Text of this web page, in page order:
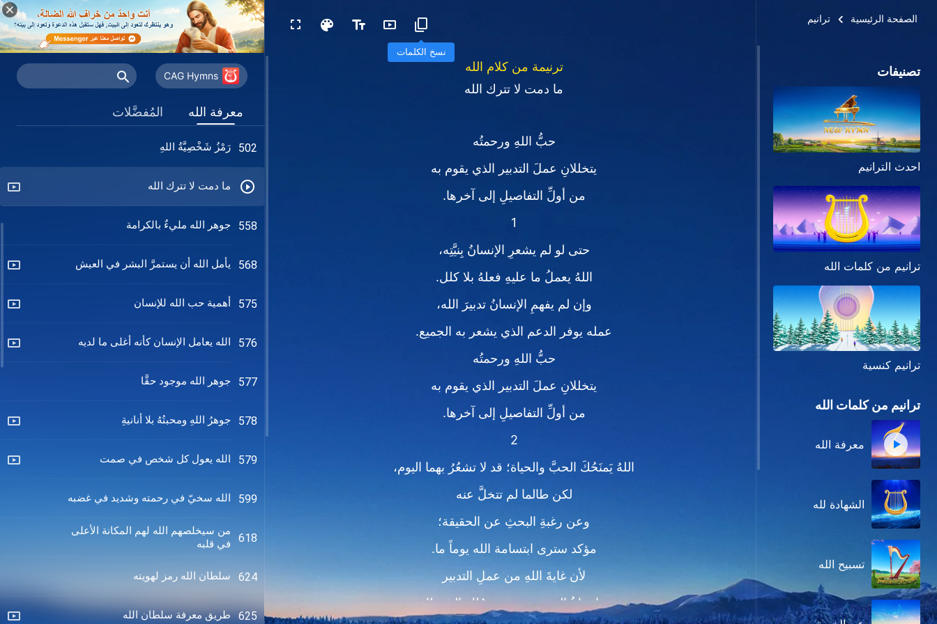
الصفحة الرئيسية ترانيم
نسخ الكلمات
تصنيفات
احدث الترانيم
ترانيم من كلمات الله
ترانيم كنسية
ترانيم من كلمات الله
معرفة الله
الشهادة لله
تسبيح الله
ترنيمة من كلام الله
ما دمت لا تترك الله
حبُّ اللهِ ورحمتُه
يتخللانِ عملَ التدبير الذي يقوم به
من أولِّ التفاصيلِ إلى آخرها.
1
حتى لو لم يشعرِ الإنسانُ بِنيَّتِه،
اللهُ يعملُ ما عليهِ فعلهُ بلا كلل.
وإن لم يفهمِ الإنسانُ تدبيرَ الله،
عمله يوفر الدعم الذي يشعر به الجميع.
حبُّ اللهِ ورحمتُه
يتخللانِ عملَ التدبير الذي يقوم به
من أولِّ التفاصيلِ إلى آخرها.
2
اللهُ يَمنَحُكَ الحبَّ والحياة؛ قد لا تشعُرُ بهما اليوم،
لكن طالما لم تتخلَّ عنه
وعن رغبةِ البحثِ عن الحقيقة؛
مؤكد سترى ابتسامة الله يوماً ما.
لأن غايةَ اللهِ من عملِ التدبير
هو انتزاعُ البشرِ من تحتِ مُلكِ الشيطان،
CAG Hymns
معرفة الله المُفضَّلات
434 موضعان مُختلفان لراحةِ الله والإنسان
453 مَن متوافِقٌ مع اللهِ
معه
502 رَمْزُ شَخْصِيَّةُ اللهِ
ما دمت لا تترك الله
558 جوهر الله مليءٌ بالكرامة
568 يأمل الله أن يستمرَّ البشر في العيش
575 أهمية حب الله للإنسان
576 الله يعامل الإنسان كأنه أغلى ما لديه
577 جوهر الله موجود حقًّا
578 جوهرُ اللهِ ومحبتُهُ بلا أنانيةِ
579 الله يعول كل شخص في صمت
599 الله سخيّ في رحمته وشديد في غضبه
618
من سيخلصهم الله لهم المكانة الأعلى
في قلبه
624 سلطان الله رمز لهويته
625 طريق معرفة سلطان الله